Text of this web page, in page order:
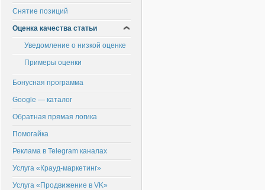
Снятие позиций
Оценка качества статьи
Уведомление о низкой оценке
Примеры оценки
Бонусная программа
Google — каталог
Обратная прямая логика
Помогайка
Реклама в Telegram каналах
Услуга «Крауд-маркетинг»
Услуга «Продвижение в VK»